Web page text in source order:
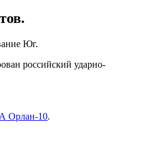
Юг.
российский ударно-
Орлан-10.